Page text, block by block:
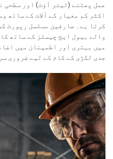
عمل پھٹنے (ٹیئر آؤٹ) اور سطحی
اکثر کم معیار کے آلات کے ساتھ
کرتا ہے۔ صارفین مسلسل رپورٹ
والے بیول ایج چیسلز کے ساتھ
میں بہتری اور اطمینان میں
جدی لکڑی کے کام کے لیے ضروری